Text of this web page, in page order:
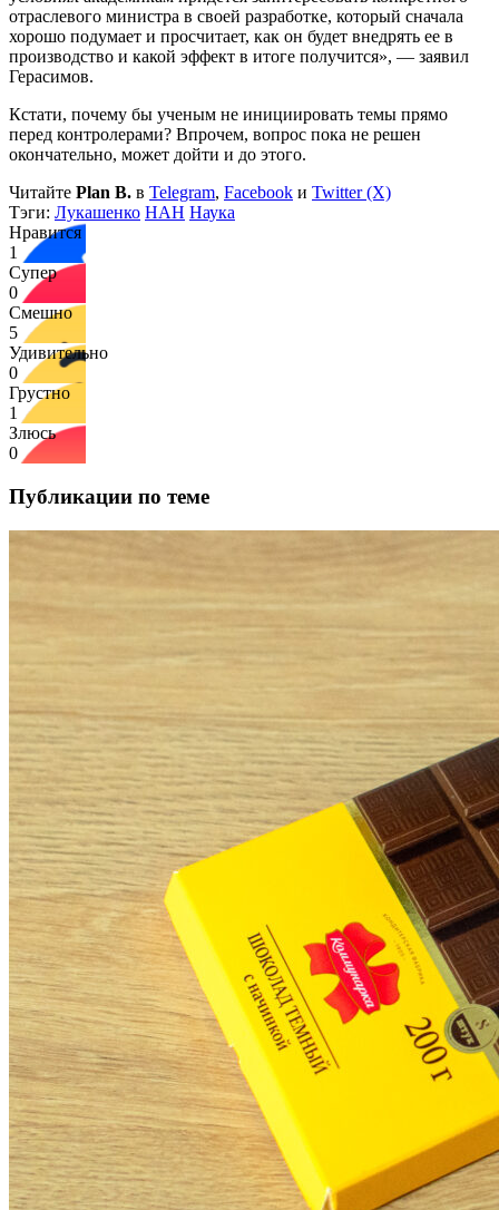
отраслевого министра в своей разработке, который сначала
хорошо подумает и просчитает, как он будет внедрять ее в
производство и какой эффект в итоге получится», — заявил
Герасимов.
Кстати, почему бы ученым не инициировать темы прямо
перед контролерами? Впрочем, вопрос пока не решен
окончательно, может дойти и до этого.
Читайте Plan B. в Telegram, Facebook и Twitter (X)
Тэги: Лукашенко НАН Наука
Нравится
1
Супер
0
Смешно
5
Удивительно
0
Грустно
1
Злюсь
0
Публикации по теме